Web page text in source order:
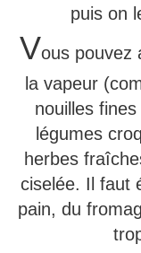
puis on
Vous pouvez
la vapeur
nouilles
légumes
herbes
ciselée. Il faut
pain, du